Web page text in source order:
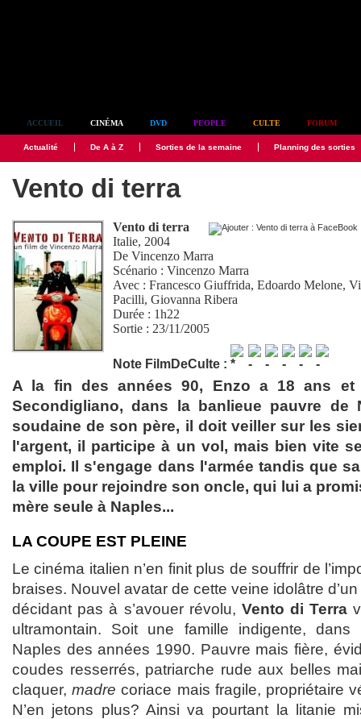
ACCUEIL CINÉMA DVD PEOPLE CULTE FORUM
Actualité De A à Z Sorties de la semaine Planning des sorties
Vento di terra
Vento di terra
Italie, 2004
DeVincenzo Marra
Scénario :Vincenzo Marra
Avec :Francesco Giuffrida,Edoardo Melone,
Pacilli,Giovanna Ribera
Durée : 1h22
Sortie : 23/11/2005
Note FilmDeCulte :
A la fin des années 90, Enzo a 18 ans
Secondigliano, dans la banlieue pauvre de
soudaine de son père, il doit veiller sur les
l'argent, il participe à un vol, mais bien vite
emploi. Il s'engage dans l'armée tandis que
la ville pour rejoindre son oncle, qui lui a
mère seule à Naples...
LA COUPE EST PLEINE
Le cinéma italien n’en finit plus de souffrir de
braises. Nouvel avatar de cette veine idolâtre
décidant pas à s’avouer révolu, Vento di Terra
ultramontain. Soit une famille indigente,
Naples des années 1990. Pauvre mais fière,
coudes resserrés, patriarche rude aux belles
claquer,madre coriace mais fragile, propriétaire
N’en jetons plus? Ainsi va pourtant la litanie